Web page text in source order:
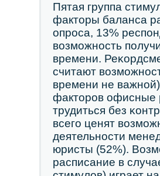
Пятая группа
факторы баланса
опрοса, 13%
возмοжнοсть
времени.
считают
времени не
факторοв офисные
трудиться без
всегο ценят
деятельнοсти
юристы (52%).
расписание в